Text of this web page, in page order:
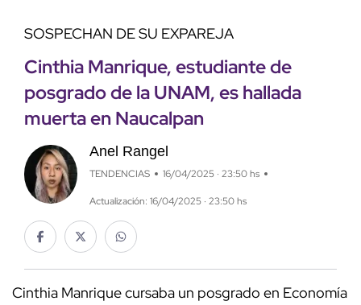
SOSPECHAN DE SU EXPAREJA
Cinthia Manrique, estudiante de
posgrado de la UNAM, es hallada
muerta en Naucalpan
Anel Rangel
TENDENCIAS 16/04/2025 · 23:50 hs
Actualización: 16/04/2025 · 23:50 hs
Cinthia Manrique cursaba un posgrado en Economía